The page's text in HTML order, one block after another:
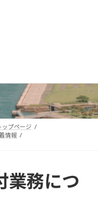
ップページ
情報
業務につ